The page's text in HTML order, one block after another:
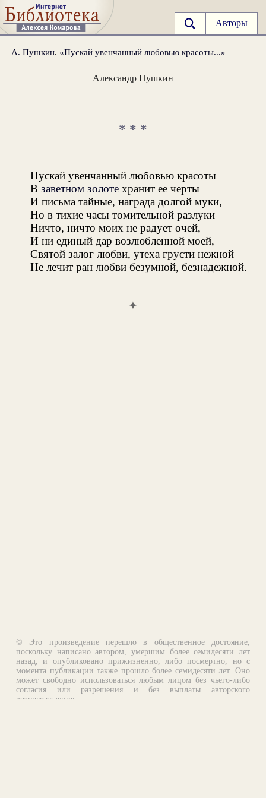
Авторы
А. Пушкин. «Пускай увенчанный любовью красоты...»
Александр Пушкин
* * *
Пускай увенчанный любовью красоты
В заветном золотехранит ее черты
И письма тайные, награда долгой муки,
Но в тихие часы томительной разлуки
Ничто, ничто моих не радует очей,
И ни единый дар возлюбленной моей,
Святой залог любви, утеха грусти нежной —
Не лечит ран любви безумной, безнадежной.
✦
© Это произведение перешло в общественное достояние,
поскольку написано автором, умершим более семидесяти лет
назад, и опубликовано прижизненно, либо посмертно, но с
момента публикации также прошло более семидесяти лет. Оно
может свободно использоваться любым лицом без чьего-либо
согласия или разрешения и без выплаты авторского
вознаграждения.